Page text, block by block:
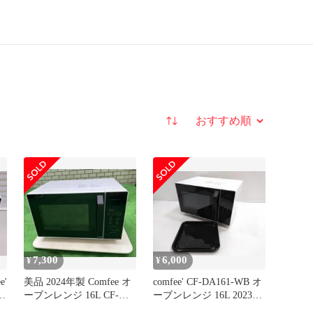
並び替え
¥7,300
美品 2024年製 Comfee オ
ーブンレンジ 16L CF-
¥6,000
comfee' CF-DA161-WB オ
ーブンレンジ 16L 2023年